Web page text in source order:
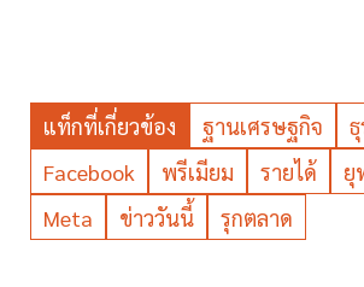
แท็กที่เกี่ยวข้อง ฐานเศรษฐกิจ
Facebook
พรีเมียม รายได้
ยุ
Meta
ข่าววันนี้ รุกตลาด